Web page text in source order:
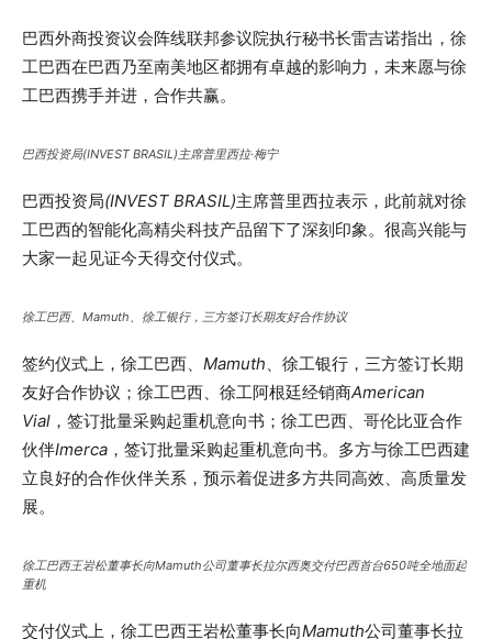
巴西外商投资议会阵线联邦参议院执行秘书长雷吉诺指出，徐
工巴西在巴西乃至南美地区都拥有卓越的影响力，未来愿与徐
工巴西携手并进，合作共赢。
巴西投资局(INVEST BRASIL)主席普里西拉·梅宁
巴西投资局(INVEST BRASIL)主席普里西拉表示，此前就对徐
工巴西的智能化高精尖科技产品留下了深刻印象。很高兴能与
大家一起见证今天得交付仪式。
徐工巴西、 Mamuth、徐工银行，三方签订长期友好合作协议
签约仪式上，徐工巴西、 Mamuth、徐工银行，三方签订长期
友好合作协议；徐工巴西、徐工阿根廷经销商American
Vial ，签订批量采购起重机意向书；徐工巴西、哥伦比亚合作
伙伴Imerca ，签订批量采购起重机意向书。多方与徐工巴西建
立良好的合作伙伴关系，预示着促进多方共同高效、高质量发
展。
徐工巴西王岩松董事长向Mamuth公司董事长拉尔西奥交付巴西首台650吨全地面起
重机
交付仪式上，徐工巴西王岩松董事长向Mamuth公司董事长拉